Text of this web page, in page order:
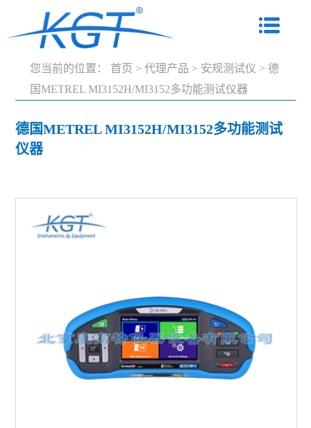
您当前的位置： 首页 > 代理产品 > 安规测试仪 > 德
国METREL MI3152H/MI3152多功能测试仪器
德国METREL MI3152H/MI3152多功能测试
仪器